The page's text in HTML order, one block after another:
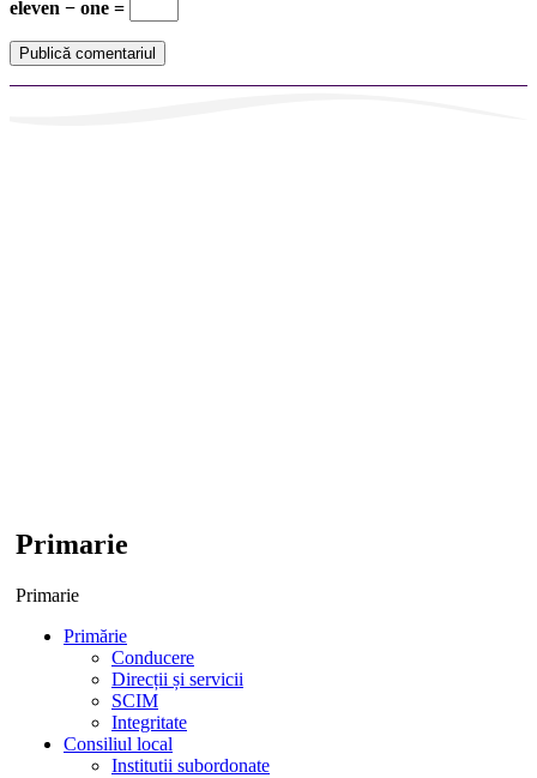
eleven − one =
Primarie
Primarie
Primărie
Conducere
Direcții și servicii
SCIM
Integritate
Consiliul local
Institutii subordonate